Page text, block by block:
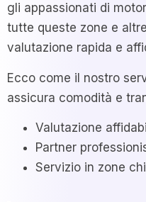
gli appassionati di
tutte queste zone e
valutazione rapida e
Ecco come il nostro
assicura comodità e
Valutazione
Partner
Servizio in zone